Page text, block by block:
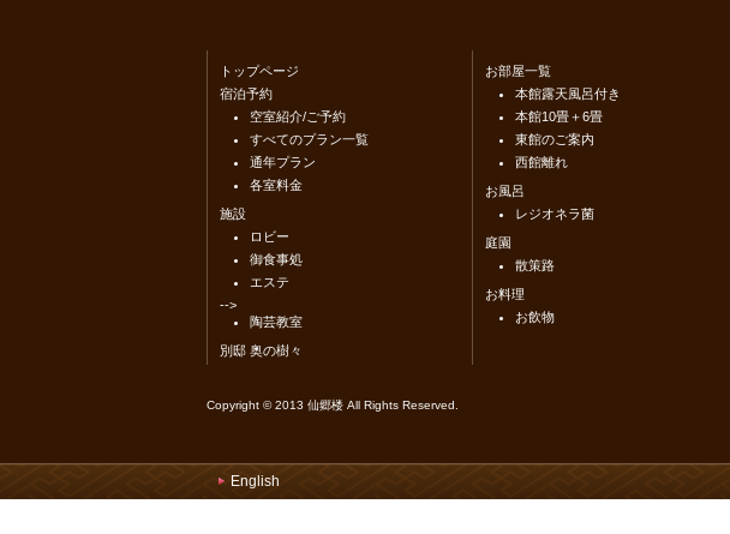
トップページ
宿泊予約
空室紹介/ご予約
すべてのプラン一覧
通年プラン
各室料金
施設
ロビー
御食事処
エステ
-->
陶芸教室
別邸 奥の樹々
お部屋一覧
本館露天風呂付き
本館10畳＋6畳
東館のご案内
西館離れ
お風呂
レジオネラ菌
庭園
散策路
お料理
お飲物
Copyright © 2013 仙郷楼 All Rights Reserved.
English